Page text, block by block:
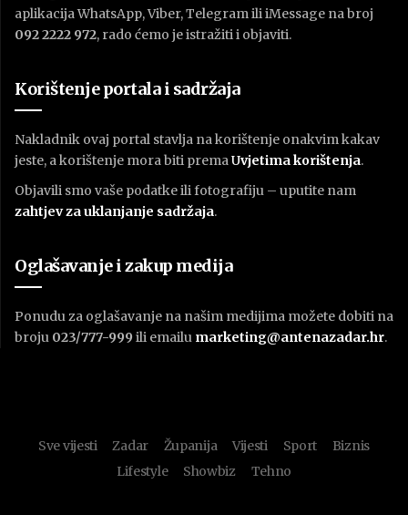
aplikacija WhatsApp, Viber, Telegram ili iMessage na broj
092 2222 972, rado ćemo je istražiti i objaviti.
Korištenje portala i sadržaja
Nakladnik ovaj portal stavlja na korištenje onakvim kakav
jeste, a korištenje mora biti premaUvjetima korištenja.
Objavili smo vaše podatke ili fotografiju – uputite nam
zahtjev za uklanjanje sadržaja.
Oglašavanje i zakup medija
Ponudu za oglašavanje na našim medijima možete dobiti na
broju 023/777-999 ili emailu marketing@antenazadar.hr.
Sve vijesti Zadar Županija Vijesti Sport
Biznis
Lifestyle
Showbiz Tehno